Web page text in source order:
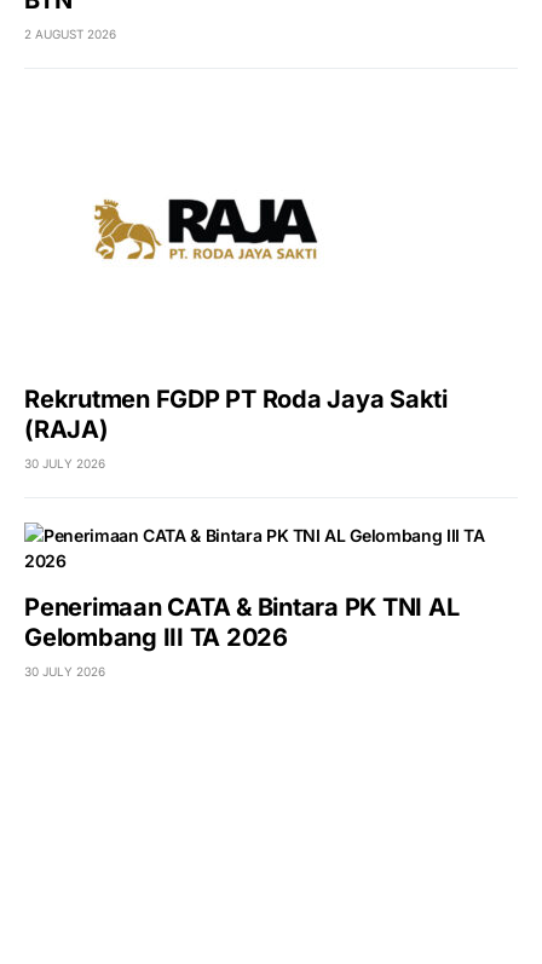
2 AUGUST 2026
Rekrutmen FGDP PT Roda Jaya Sakti
(RAJA)
30 JULY 2026
Penerimaan CATA & Bintara PK TNI AL
Gelombang III TA 2026
30 JULY 2026